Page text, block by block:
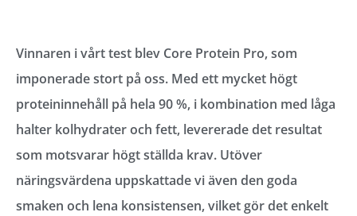
Vinnaren i vårt test blev Core Protein Pro, som
imponerade stort på oss. Med ett mycket högt
proteininnehåll på hela 90 %, i kombination med låga
halter kolhydrater och fett, levererade det resultat
som motsvarar högt ställda krav. Utöver
näringsvärdena uppskattade vi även den goda
smaken och lena konsistensen, vilket gör det enkelt